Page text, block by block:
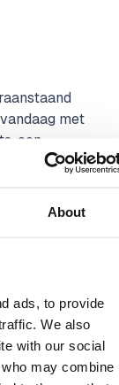
About
ads, to provide
We also
with our social
may combine
met
een
heeft
een
&